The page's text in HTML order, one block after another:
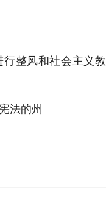
整风和社会主义教
法的州